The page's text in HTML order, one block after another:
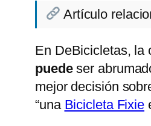
Artículo
En DeBicicletas, la
puedeser
mejor decisión
“una Bicicleta Fixie